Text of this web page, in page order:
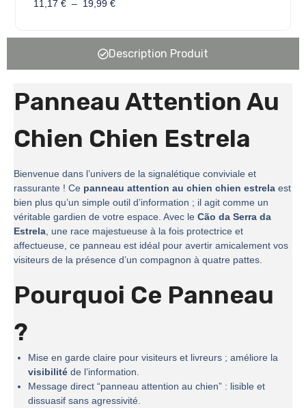
11,17 € – 19,99 €
Description Produit
Panneau Attention Au
Chien Chien Estrela
Bienvenue dans l’univers de la signalétique conviviale et
rassurante ! Ce panneau attention au chien chien estrela est
bien plus qu’un simple outil d’information ; il agit comme un
véritable gardien de votre espace. Avec le Cão da Serra da
Estrela, une race majestueuse à la fois protectrice et
affectueuse, ce panneau est idéal pour avertir amicalement vos
visiteurs de la présence d’un compagnon à quatre pattes.
Pourquoi Ce Panneau
?
Mise en garde claire pour visiteurs et livreurs ; améliore la
visibilité de l’information.
Message direct “panneau attention au chien” : lisible et
dissuasif sans agressivité.